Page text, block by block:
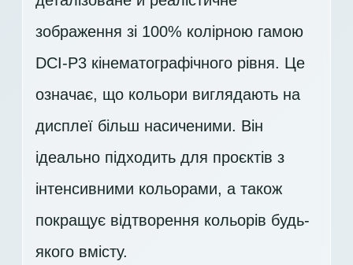
зображення зі 100% колірною гамою
DCI-P3 кінематографічного рівня. Це
означає, що кольори виглядають на
дисплеї більш насиченими. Він
ідеально підходить для проєктів з
інтенсивними кольорами, а також
покращує відтворення кольорів будь-
якого вмісту.